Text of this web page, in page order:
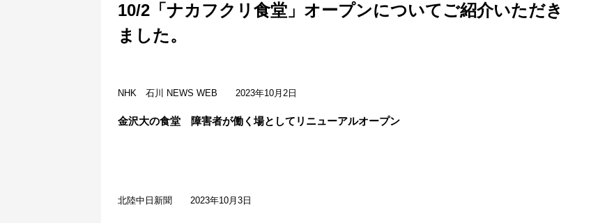
10/2「ナカフクリ食堂」オープンについてご紹介いただき
ました。
NHK 石川 NEWS WEB 2023年10月2日
金沢大の食堂 障害者が働く場としてリニューアルオープン
北陸中日新聞 2023年10月3日